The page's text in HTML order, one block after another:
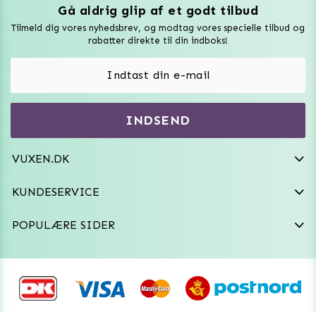
Gå aldrig glip af et godt tilbud
Tilmeld dig vores nyhedsbrev, og modtag vores specielle tilbud og
rabatter direkte til din indboks!
INDSEND
VUXEN.DK
VAT: SE556744520901
kundeservice@vuxen.dk
KUNDESERVICE
Fortryd aftale
POPULÆRE SIDER
Vuxen Magazine
Vibratorer
Frækt undertøj